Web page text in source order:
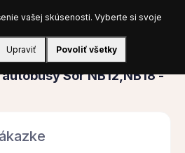
Prihlásiť sa
Sor NB12,NB18 -
vašej skúsenosti. Vyberte si svoje
Upraviť Povoliť všetky